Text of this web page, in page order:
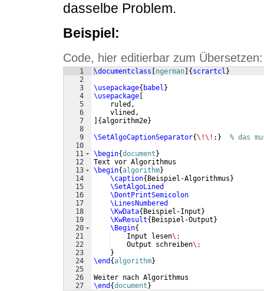
dasselbe Problem.
Beispiel:
Code, hier editierbar zum Übersetzen:
1
2
3
4
5
6
7
8
9
10
11
12
13
14
15
16
17
18
19
20
21
22
23
24
25
26
27
\documentclass ngerman { scrartcl }
\usepackage{ babel }
\usepackage
    ruled,
    vlined,
{algorithm2e}
\SetAlgoCaptionSeparator{\!\! : }
% das
\begin{document }
Text vor Algorithmus
\begin{algorithm}
\caption{ Beispiel-Algorithmus }
\SetAlgoLined
\DontPrintSemicolon
\LinesNumbered
\KwData{ Beispiel-Input }
\KwResult{ Beispiel-Output }
\Begin{
    Input lesen
\;
    Output schreiben
\;
}
\end {algorithm}
Weiter nach Algorithmus
\end {document }